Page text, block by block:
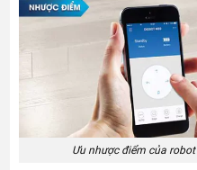
Ưu nhược điểm của